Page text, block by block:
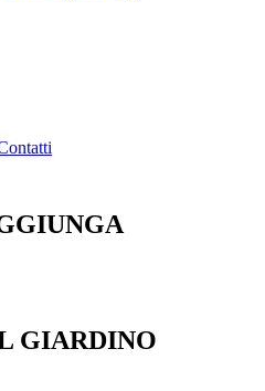
GIARDINO